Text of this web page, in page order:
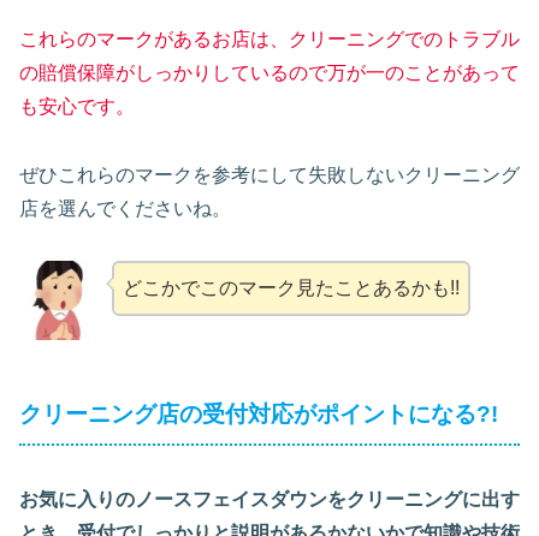
これらのマークがあるお店は、クリーニングでのトラブル
の賠償保障がしっかりしているので万が一のことがあって
も安心です。
ぜひこれらのマークを参考にして失敗しないクリーニング
店を選んでくださいね。
どこかでこのマーク見たことあるかも!!
クリーニング店の受付対応がポイントになる?!
お気に入りのノースフェイスダウンをクリーニングに出す